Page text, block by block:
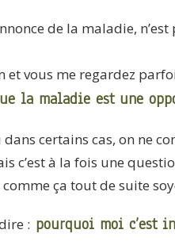
de la maladie,
et vous me regardez
la maladie est une
certains cas, on ne
c’est à la fois une
ça tout de suite
: pourquoi moi c’est